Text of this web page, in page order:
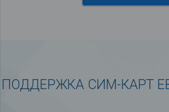
ПОДДЕРЖКА СИМ-КАРТ